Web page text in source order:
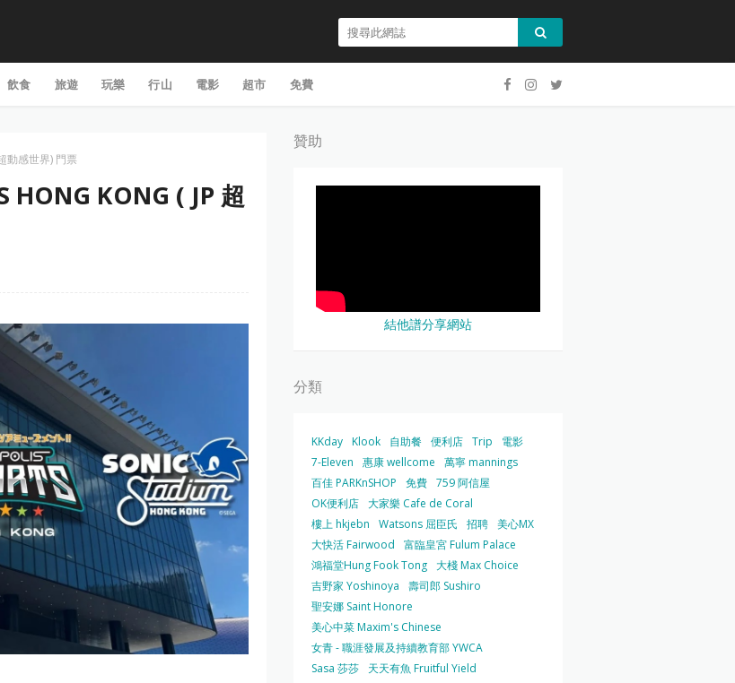
飲食 旅遊 玩樂 行山 電影 超市 免費
動感世界) 門票
HONG KONG ( JP 超
贊助
結他譜分享網站
分類
KKday Klook 自助餐 便利店 Trip
電影
7-Eleven
惠康 wellcome
萬寧 mannings
百佳 PARKnSHOP
免費 759 阿信屋
OK便利店 大家樂 Cafe de Coral
樓上 hkjebn
Watsons 屈臣氏 招聘 美心MX
大快活 Fairwood
富臨皇宮 Fulum Palace
鴻福堂Hung Fook Tong 大棧 Max Choice
吉野家 Yoshinoya
壽司郎 Sushiro
聖安娜 Saint Honore
美心中菜 Maxim's Chinese
女青 - 職涯發展及持續教育部 YWCA
Sasa 莎莎
天天有魚 Fruitful Yield